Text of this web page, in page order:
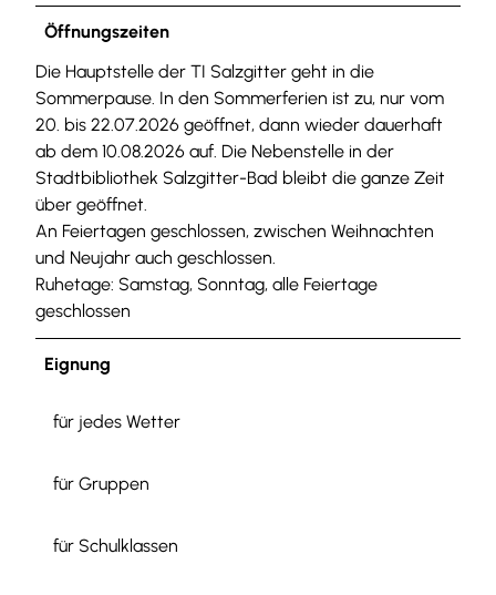
Öffnungszeiten
Die Hauptstelle der TI Salzgitter geht in die
Sommerpause. In den Sommerferien ist zu, nur vom
20. bis 22.07.2026 geöffnet, dann wieder dauerhaft
ab dem 10.08.2026 auf. Die Nebenstelle in der
Stadtbibliothek Salzgitter-Bad bleibt die ganze Zeit
über geöffnet.
An Feiertagen geschlossen, zwischen Weihnachten
und Neujahr auch geschlossen.
Ruhetage: Samstag, Sonntag, alle Feiertage
geschlossen
Eignung
für jedes Wetter
für Gruppen
für Schulklassen